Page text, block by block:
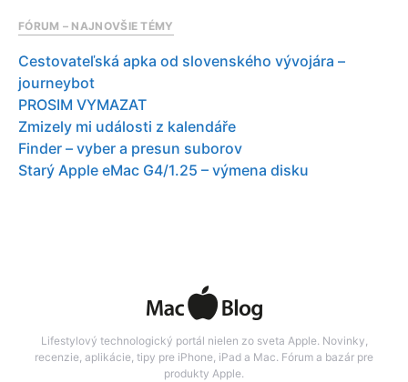
FÓRUM – NAJNOVŠIE TÉMY
Cestovateľská apka od slovenského vývojára –
journeybot
PROSIM VYMAZAT
Zmizely mi události z kalendáře
Finder – vyber a presun suborov
Starý Apple eMac G4/1.25 – výmena disku
Lifestylový technologický portál nielen zo sveta Apple. Novinky,
recenzie, aplikácie, tipy pre iPhone, iPad a Mac. Fórum a bazár pre
produkty Apple.